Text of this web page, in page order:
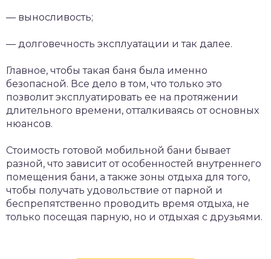
— выносливость;
— долговечность эксплуатации и так далее.
Главное, чтобы такая баня была именно
безопасной. Все дело в том, что только это
позволит эксплуатировать ее на протяжении
длительного времени, отталкиваясь от основных
нюансов.
Стоимость готовой мобильной бани бывает
разной, что зависит от особенностей внутреннего
помещения бани, а также зоны отдыха для того,
чтобы получать удовольствие от парной и
беспрепятственно проводить время отдыха, не
только посещая парную, но и отдыхая с друзьями.